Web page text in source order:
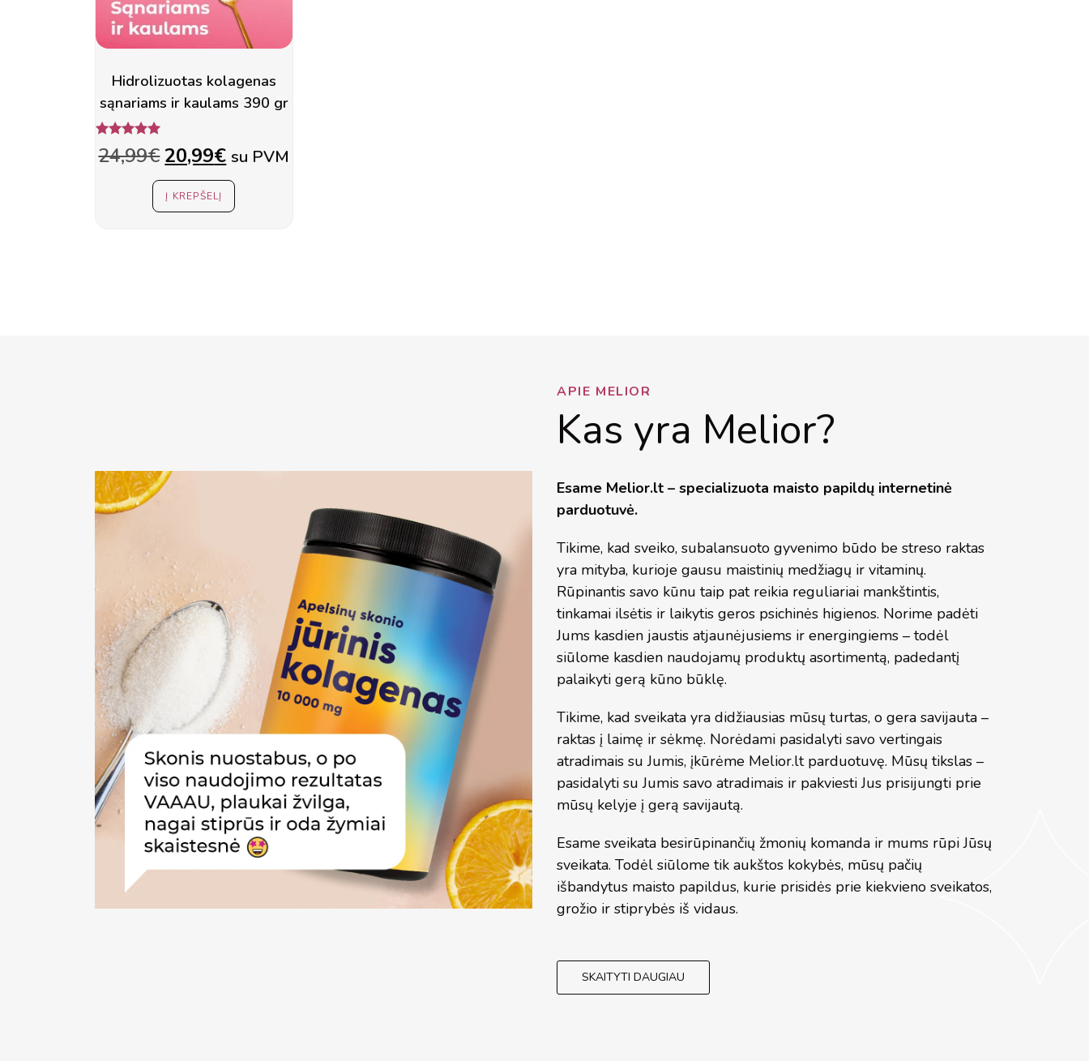
Hidrolizuotas kolagenas
sąnariams ir kaulams 390 gr
Įvertinimas:
5.00
24,99€ Original
price
was:
20,99€Current
price
is:
su PVM
Į KREPŠELĮ
APIE MELIOR
Kas yra Melior?
Esame Melior.lt – specializuota maisto papildų internetinė
parduotuvė.
Tikime, kad sveiko, subalansuoto gyvenimo būdo be streso raktas
yra mityba, kurioje gausu maistinių medžiagų ir vitaminų.
Rūpinantis savo kūnu taip pat reikia reguliariai mankštintis,
tinkamai ilsėtis ir laikytis geros psichinės higienos. Norime padėti
Jums kasdien jaustis atjaunėjusiems ir energingiems – todėl
siūlome kasdien naudojamų produktų asortimentą, padedantį
palaikyti gerą kūno būklę.
Tikime, kad sveikata yra didžiausias mūsų turtas, o gera savijauta –
raktas į laimę ir sėkmę. Norėdami pasidalyti savo vertingais
atradimais su Jumis, įkūrėme Melior.lt parduotuvę. Mūsų tikslas –
pasidalyti su Jumis savo atradimais ir pakviesti Jus prisijungti prie
mūsų kelyje į gerą savijautą.
Esame sveikata besirūpinančių žmonių komanda ir mums rūpi Jūsų
sveikata. Todėl siūlome tik aukštos kokybės, mūsų pačių
išbandytus maisto papildus, kurie prisidės prie kiekvieno sveikatos,
grožio ir stiprybės iš vidaus.
SKAITYTI DAUGIAU